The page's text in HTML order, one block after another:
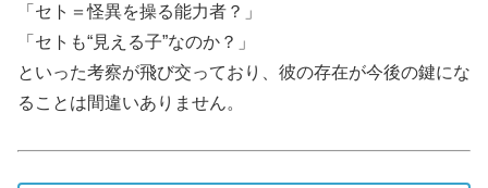
「セト＝怪異を操る能力者？」
「セトも“見える子”なのか？」
といった考察が飛び交っており、彼の存在が今後の鍵にな
ることは間違いありません。